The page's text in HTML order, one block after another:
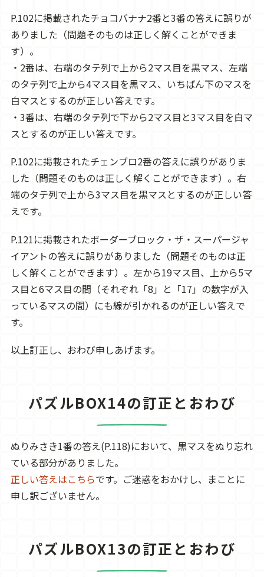
P.102に掲載されたチョコバナナ2番と3番の答えに誤りが
ありました（問題そのものは正しく解くことができま
す）。
・2番は、右端のタテ列で上から2マス目を黒マス、左端
のタテ列で上から4マス目を黒マス、いちばん下のマスを
白マスとするのが正しい答えです。
・3番は、右端のタテ列で下から2マス目と3マス目を白マ
スとするのが正しい答えです。
P.102に掲載されたチェンブロ2番の答えに誤りがありま
した（問題そのものは正しく解くことができます）。右
端のタテ列で上から3マス目を黒マスとするのが正しい答
えです。
P.121に掲載されたボーダーブロック・ザ・スーパージャ
イアントの答えに誤りがありました（問題そのものは正
しく解くことができます）。左から19マス目、上から5マ
ス目と6マス目の間（それぞれ「8」と「17」の数字が入
っているマスの間）にも線が引かれるのが正しい答えで
す。
以上訂正し、おわび申しあげます。
パズルBOX14の訂正とおわび
ぬりみさき1番の答え(P.118)において、黒マスをぬり忘れ
ている部分がありました。
正しい答えはこちらです。ご迷惑をおかけし、まことに
申し訳ございません。
パズルBOX13の訂正とおわび